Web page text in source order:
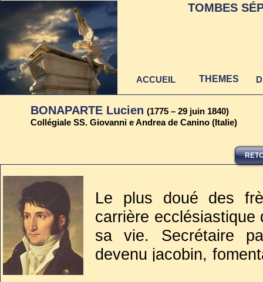
BONAPARTE Lucien (1775 – 29 juin 1840)
Collégiale SS. Giovanni e Andrea de Canino (Italie)
Le plus doué des
carrière ecclésiastique
sa vie. Secrétaire
devenu jacobin,
au 22 juin 2021
TOMBES
ACCUEIL THEMES